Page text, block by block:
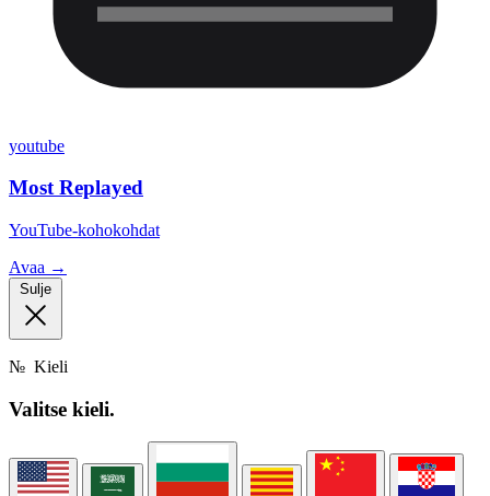
youtube
Most Replayed
YouTube-kohokohdat
Avaa →
Sulje
№ Kieli
Valitse kieli.